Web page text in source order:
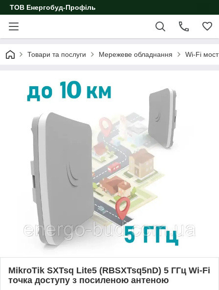
ТОВ Енергобуд-Профіль
Товари та послуги Мережеве обладнання Wi-Fi
MikroTik SXTsq Lite5 (RBSXTsq5nD) 5 ГГц Wi-Fi
точка доступу з посиленою антеною